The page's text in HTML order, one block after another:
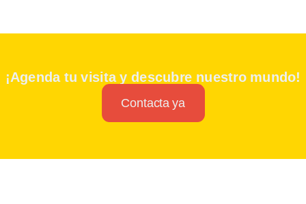
¡Agenda tu visita y descubre nuestro mundo!
Contacta ya